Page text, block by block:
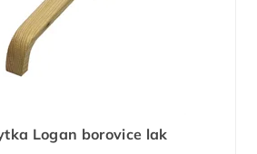
Logan borovice lak